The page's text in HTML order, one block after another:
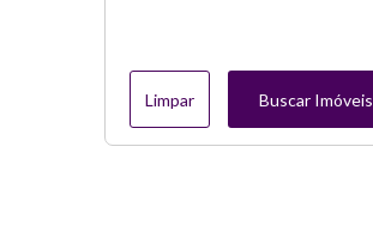
Limpar Buscar Imóveis